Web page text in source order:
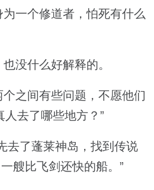
一个修道者，怕死有什么
没什么好解释的。
之间有些问题，不愿他们
人去了哪些地方？”
去了蓬莱神岛，找到传说
艘比飞剑还快的船。”